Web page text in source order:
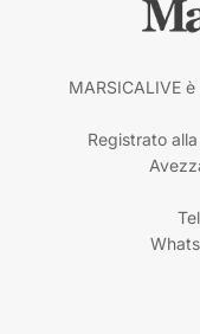
MARSICALIVE
Registrato